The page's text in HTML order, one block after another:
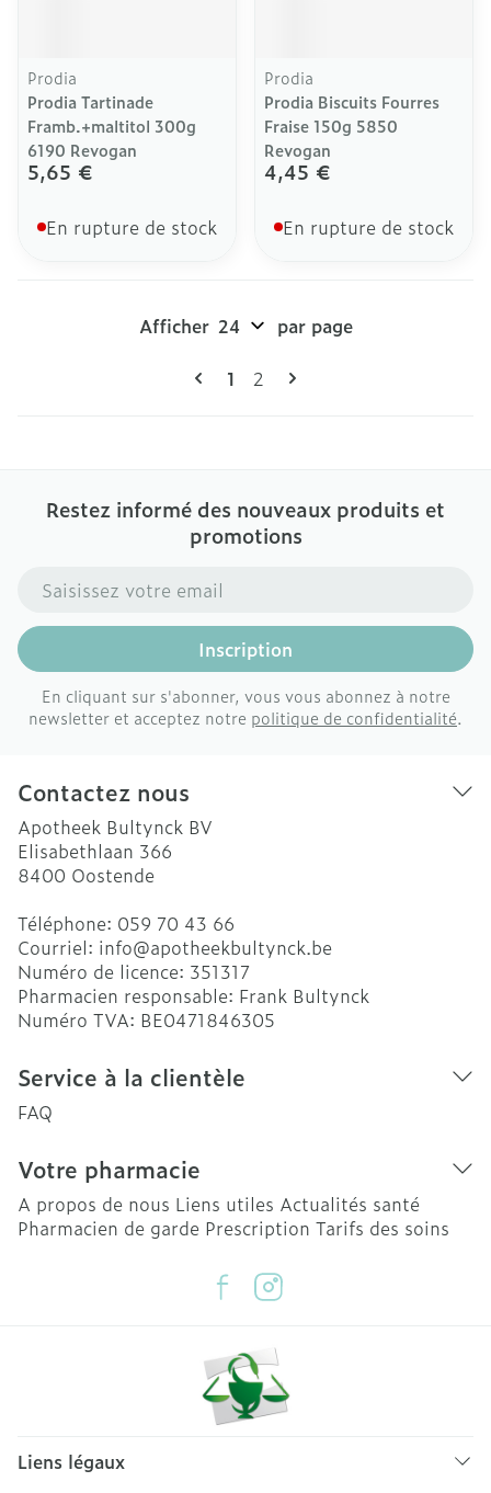
Prodia
Prodia Tartinade
Framb.+maltitol 300g
6190 Revogan
5,65 €
En rupture de stock
Prodia
Prodia Biscuits Fourres
Fraise 150g 5850
Revogan
4,45 €
En rupture de stock
Pages
Vous lisez actuellement la
1 Page
2
Afficher par page
Restez informé des nouveaux produits et
promotions
Adresse mail
Inscription
En cliquant sur s'abonner, vous vous abonnez à notre
newsletter et acceptez notre politique de confidentialité.
Contactez nous
Apotheek Bultynck BV
Elisabethlaan 366
8400 Oostende
Téléphone: 059 70 43 66
Courriel: info@apotheekbultynck.be
Numéro de licence: 351317
Pharmacien responsable: Frank Bultynck
Numéro TVA: BE0471846305
Service à la clientèle
FAQ
Votre pharmacie
A propos de nous Liens utiles Actualités santé
Pharmacien de garde Prescription Tarifs des soins
Liens légaux